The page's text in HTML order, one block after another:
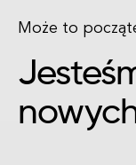
Może to